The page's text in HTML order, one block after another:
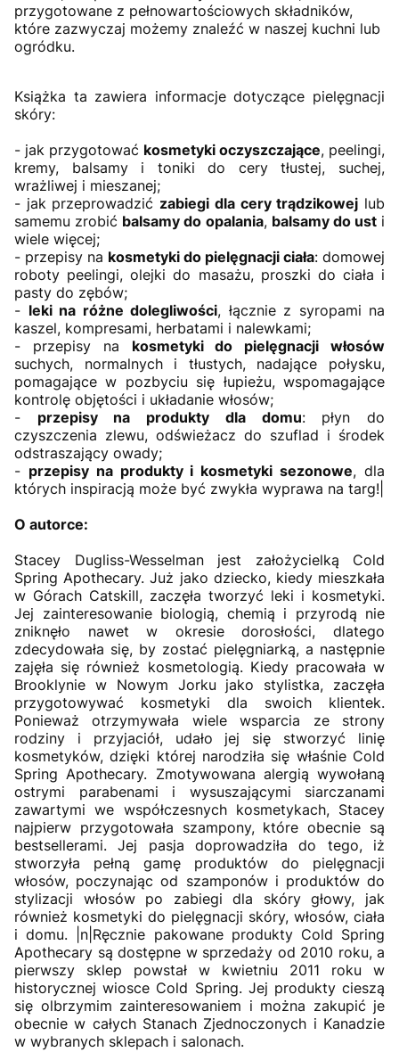
przygotowane z pełnowartościowych składników,
które zazwyczaj możemy znaleźć w naszej kuchni lub
ogródku.
Książka ta zawiera informacje dotyczące pielęgnacji
skóry:
- jak przygotować kosmetyki oczyszczające, peelingi,
kremy, balsamy i toniki do cery tłustej, suchej,
wrażliwej i mieszanej;
- jak przeprowadzić zabiegi dla cery trądzikowej lub
samemu zrobić balsamy do opalania, balsamy do usti
wiele więcej;
- przepisy na kosmetyki do pielęgnacji ciała: domowej
roboty peelingi, olejki do masażu, proszki do ciała i
pasty do zębów;
- leki na różne dolegliwości, łącznie z syropami na
kaszel, kompresami, herbatami i nalewkami;
- przepisy na kosmetyki do pielęgnacji włosów
suchych, normalnych i tłustych, nadające połysku,
pomagające w pozbyciu się łupieżu, wspomagające
kontrolę objętości i układanie włosów;
- przepisy na produkty dla domu: płyn do
czyszczenia zlewu, odświeżacz do szuflad i środek
odstraszający owady;
- przepisy na produkty i kosmetyki sezonowe, dla
których inspiracją może być zwykła wyprawa na targ!|
O autorce:
Stacey Dugliss-Wesselman jest założycielką Cold
Spring Apothecary. Już jako dziecko, kiedy mieszkała
w Górach Catskill, zaczęła tworzyć leki i kosmetyki.
Jej zainteresowanie biologią, chemią i przyrodą nie
zniknęło nawet w okresie dorosłości, dlatego
zdecydowała się, by zostać pielęgniarką, a następnie
zajęła się również kosmetologią. Kiedy pracowała w
Brooklynie w Nowym Jorku jako stylistka, zaczęła
przygotowywać kosmetyki dla swoich klientek.
Ponieważ otrzymywała wiele wsparcia ze strony
rodziny i przyjaciół, udało jej się stworzyć linię
kosmetyków, dzięki której narodziła się właśnie Cold
Spring Apothecary. Zmotywowana alergią wywołaną
ostrymi parabenami i wysuszającymi siarczanami
zawartymi we współczesnych kosmetykach, Stacey
najpierw przygotowała szampony, które obecnie są
bestsellerami. Jej pasja doprowadziła do tego, iż
stworzyła pełną gamę produktów do pielęgnacji
włosów, poczynając od szamponów i produktów do
stylizacji włosów po zabiegi dla skóry głowy, jak
również kosmetyki do pielęgnacji skóry, włosów, ciała
i domu. |n|Ręcznie pakowane produkty Cold Spring
Apothecary są dostępne w sprzedaży od 2010 roku, a
pierwszy sklep powstał w kwietniu 2011 roku w
historycznej wiosce Cold Spring. Jej produkty cieszą
się olbrzymim zainteresowaniem i można zakupić je
obecnie w całych Stanach Zjednoczonych i Kanadzie
w wybranych sklepach i salonach.